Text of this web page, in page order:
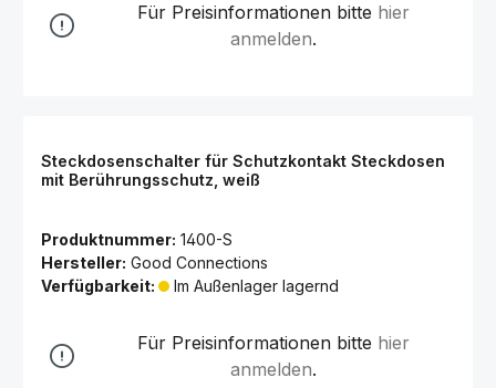
Für Preisinformationen bitte hier
anmelden.
Steckdosenschalter für Schutzkontakt Steckdosen
mit Berührungsschutz, weiß
Produktnummer: 1400-S
Hersteller: Good Connections
Verfügbarkeit:
Im Außenlager lagernd
Für Preisinformationen bitte hier
anmelden.